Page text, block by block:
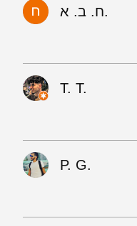
ח. ב. א.
T. T.
P. G.